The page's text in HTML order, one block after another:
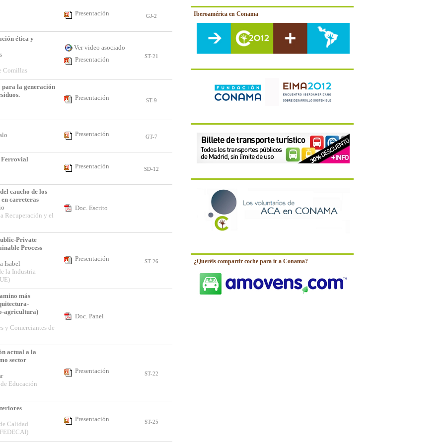
Iberoamérica en Conama
¿Queréis compartir coche para ir a Conama?
Presentación GJ-2
ética y
Comillas
Ver video asociado
Presentación
ST-21
la generación
Presentación ST-9
Presentación GT-7
Ferrovial
Presentación
SD-12
caucho de los
en carreteras
Recuperación y el
Doc. Escrito
Private
Process
Isabel
la Industria
Presentación ST-26
más
agricultura)
y Comerciantes de
Doc. Panel
actual a la
sector
Educación
Presentación ST-22
Calidad
Presentación ST-25